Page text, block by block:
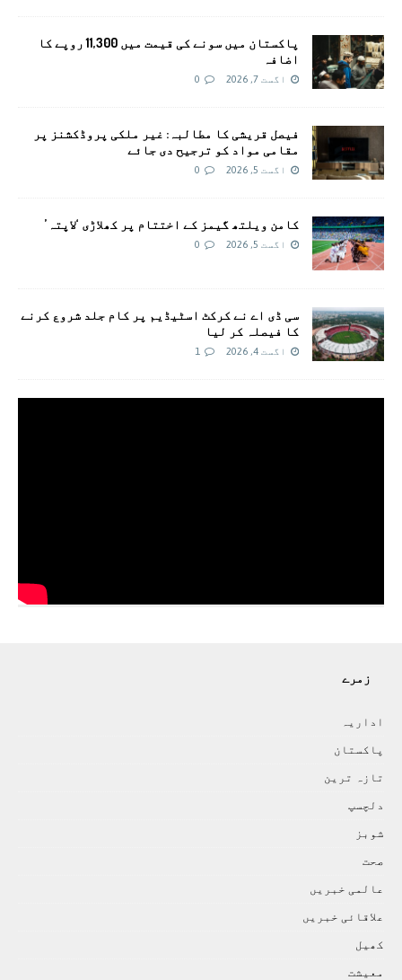
پاکستان میں سونے کی قیمت میں 11,300 روپے کا
اضافہ
اگست 7, 2026 0
فیصل قریشی کا مطالبہ: غیر ملکی پروڈکشنز پر
مقامی مواد کو ترجیح دی جائے
اگست 5, 2026 0
کامن ویلتھ گیمز کے اختتام پر کھلاڑی ‘لاپتہ’
اگست 5, 2026 0
سی ڈی اے نے کرکٹ اسٹیڈیم پر کام جلد شروع کرنے
کا فیصلہ کر لیا
اگست 4, 2026 1
زمرے
اداريہ
پاکستان
تازہ ترين
دلچسپ
شوبز
صحت
عالمی خبريں
علاقائی خبريں
کھيل
معيشت